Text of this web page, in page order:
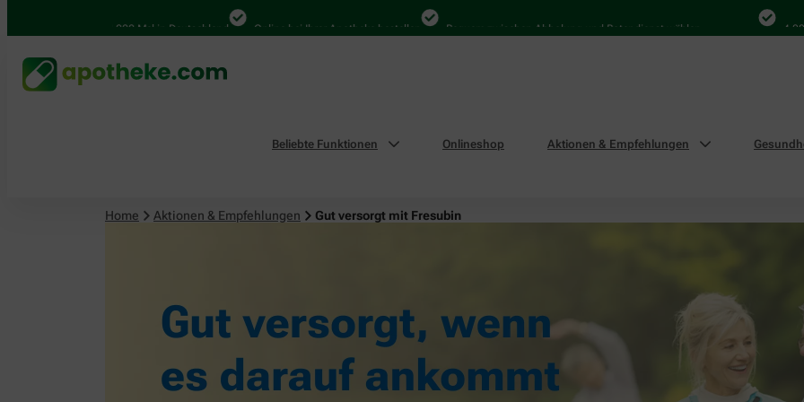
4.000 Mal in Deutschland Online bei Ihrer Apotheke bestellen Bequem zwischen Abholung und Botendienst wählen 4.000
Beliebte Funktionen Onlineshop Aktionen & Empfehlungen
Home Aktionen & Empfehlungen Gut versorgt mit Fresubin